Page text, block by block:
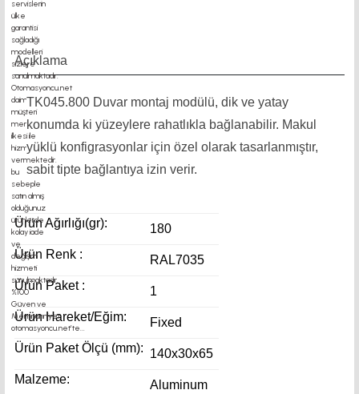
Açıklama
TK045.800 Duvar montaj modülü, dik ve yatay
konumda ki yüzeylere rahatlıkla bağlanabilir. Makul
yüklü konfigrasyonlar için özel olarak tasarlanmıştır,
sabit tipte bağlantıya izin verir.
Ürün Ağırlığı(gr):
180
Ürün Renk :
RAL7035
Ürün Paket :
1
Ürün Hareket/Eğim:
Fixed
Ürün Paket Ölçü (mm): 140x30x65
Malzeme:
Aluminum